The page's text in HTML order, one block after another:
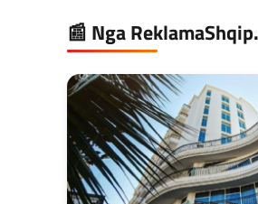
📰 Nga